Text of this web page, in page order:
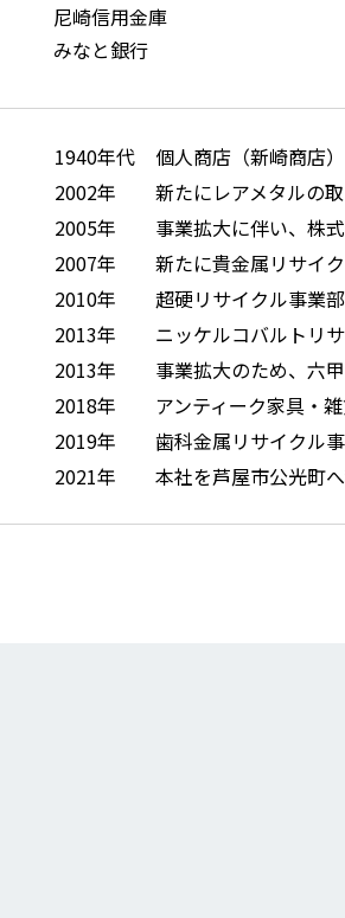
尼崎信用金庫
みなと銀行
1940年代
個人商店（新崎商店
2002年
新たにレアメタルの
2005年
事業拡大に伴い、株
2007年
新たに貴金属リサイ
2010年
超硬リサイクル事業
2013年
ニッケルコバルトリ
2013年
事業拡大のため、六
2018年
アンティーク家具・
2019年
歯科金属リサイクル
2021年
本社を芦屋市公光町